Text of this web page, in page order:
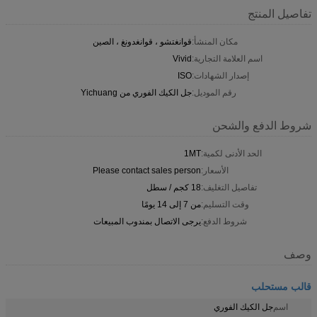
تفاصيل المنتج
مكان المنشأ:قوانغتشو ، قوانغدونغ ، الصين
اسم العلامة التجارية:Vivid
إصدار الشهادات:ISO
رقم الموديل:جل الكيك الفوري من Yichuang
شروط الدفع والشحن
الحد الأدنى لكمية:1MT
الأسعار:Please contact sales person
تفاصيل التغليف:18 كجم / سطل
وقت التسليم:من 7 إلى 14 يومًا
شروط الدفع:يرجى الاتصال بمندوب المبيعات
وصف
قالب مستحلب
اسمجل الكيك الفوري